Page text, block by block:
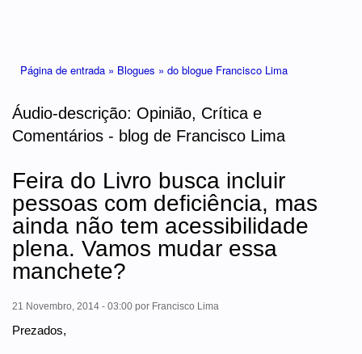
Página de entrada » Blogues » do blogue Francisco Lima
Áudio-descrição: Opinião, Crítica e
Comentários - blog de Francisco Lima
Feira do Livro busca incluir
pessoas com deficiência, mas
ainda não tem acessibilidade
plena. Vamos mudar essa
manchete?
21 Novembro, 2014 - 03:00 por Francisco Lima
Prezados,